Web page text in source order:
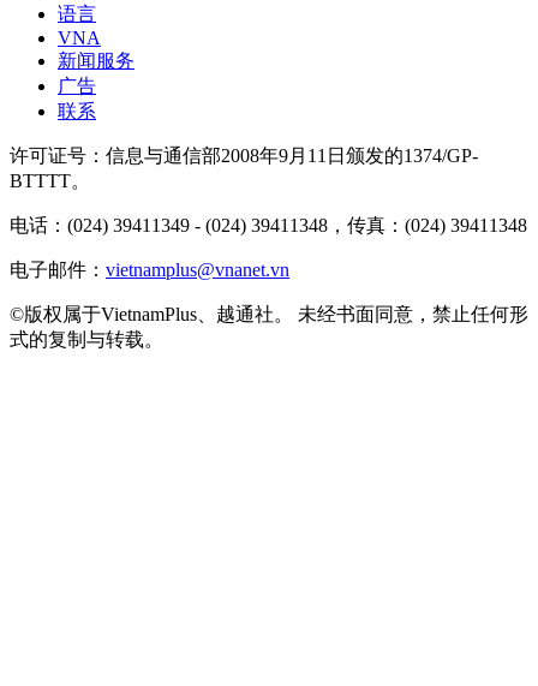
语言
VNA
新闻服务
广告
联系
许可证号：信息与通信部2008年9月11日颁发的1374/GP-
BTTTT。
电话：(024) 39411349 - (024) 39411348，传真：(024) 39411348
电子邮件： vietnamplus@vnanet.vn
©版权属于VietnamPlus、越通社。 未经书面同意，禁止任何形
式的复制与转载。